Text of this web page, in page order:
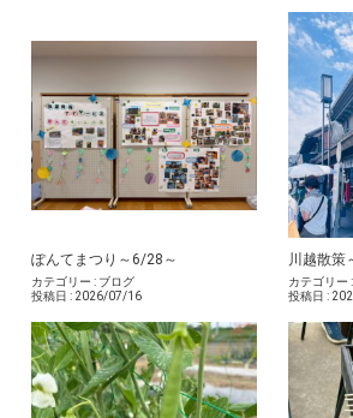
ぽんてまつり～6/28～
カテゴリー : ブログ
投稿日 : 2026/07/16
川越散策
カテゴリー :
投稿日 :